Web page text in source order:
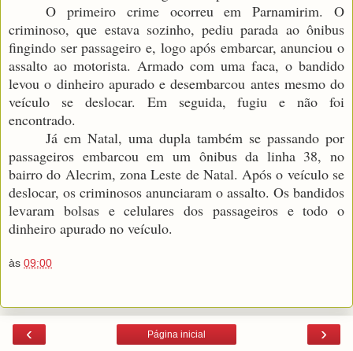
O primeiro crime ocorreu em Parnamirim. O
criminoso, que estava sozinho, pediu parada ao ônibus
fingindo ser passageiro e, logo após embarcar, anunciou o
assalto ao motorista. Armado com uma faca, o bandido
levou o dinheiro apurado e desembarcou antes mesmo do
veículo se deslocar. Em seguida, fugiu e não foi
encontrado.
Já em Natal, uma dupla também se passando por
passageiros embarcou em um ônibus da linha 38, no
bairro do Alecrim, zona Leste de Natal. Após o veículo se
deslocar, os criminosos anunciaram o assalto. Os bandidos
levaram bolsas e celulares dos passageiros e todo o
dinheiro apurado no veículo.
às 09:00
‹ ›
Página inicial